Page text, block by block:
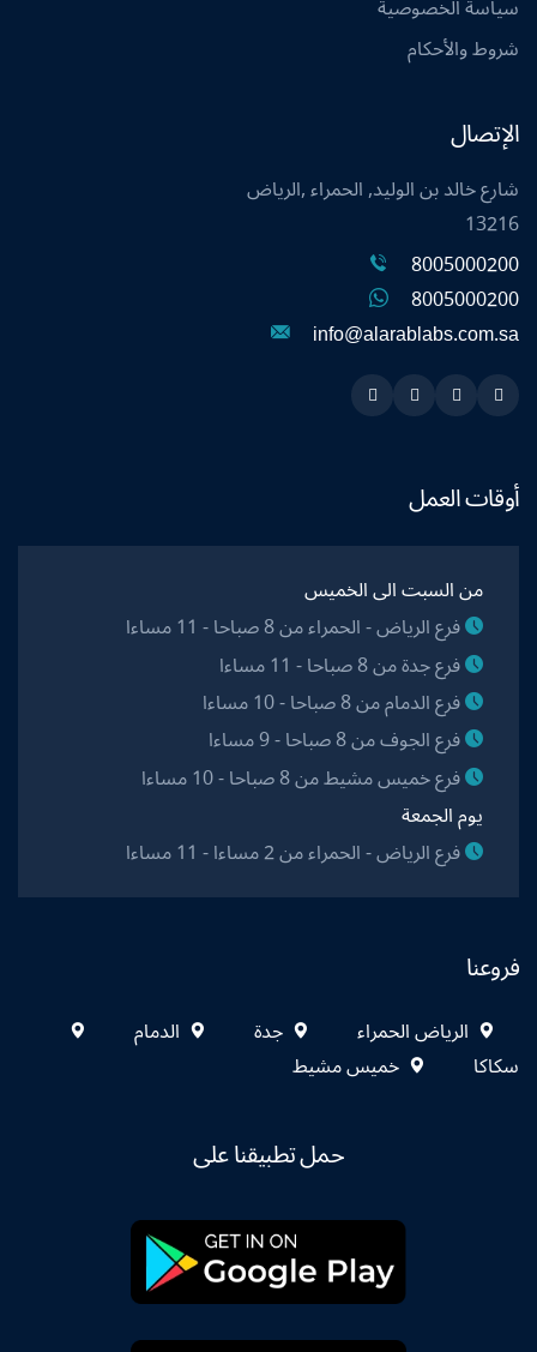
سياسة الخصوصية
شروط والأحكام
الإتصال
شارع خالد بن الوليد, الحمراء ,الرياض
13216
8005000200
8005000200
info@alarablabs.com.sa
Snapchat
Twitter
Linkedin
Instagram
أوقات العمل
من السبت الى الخميس
فرع الرياض - الحمراء من 8 صباحا - 11 مساءا
فرع جدة من 8 صباحا - 11 مساءا
فرع الدمام من 8 صباحا - 10 مساءا
فرع الجوف من 8 صباحا - 9 مساءا
فرع خميس مشيط من 8 صباحا - 10 مساءا
يوم الجمعة
فرع الرياض - الحمراء من 2 مساءا - 11 مساءا
فروعنا
الرياض الحمراء جدة
الدمام
سكاكا
خميس مشيط
حمل تطبيقنا على